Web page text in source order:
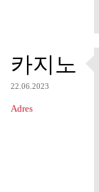
카지노
22.06.2023
Adres